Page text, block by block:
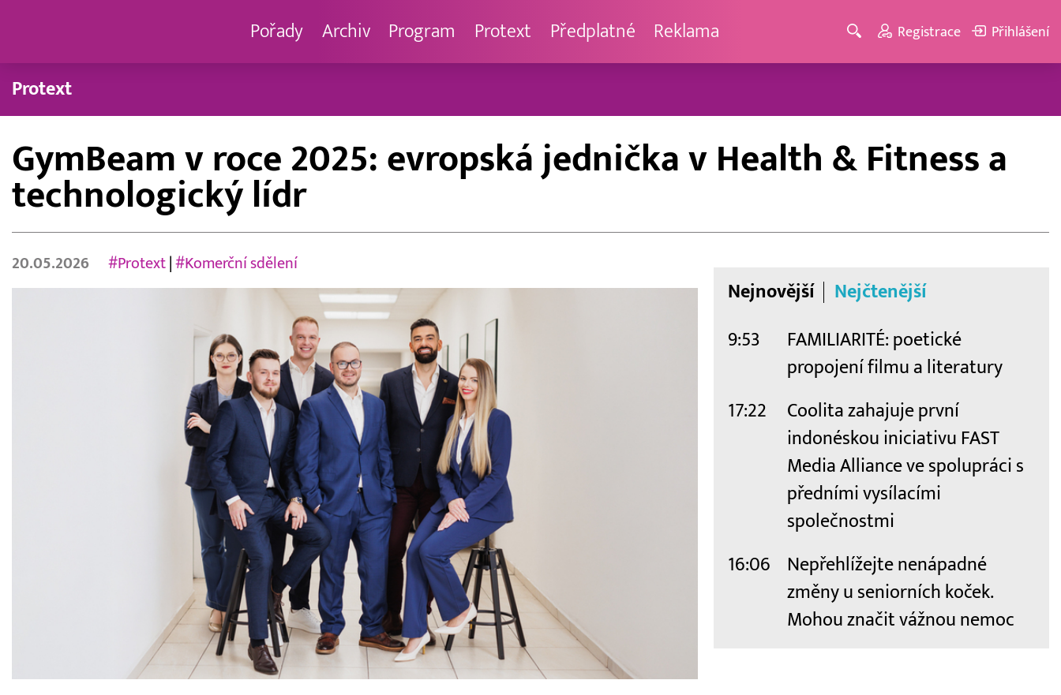
Pořady Archiv Program Protext Předplatné Reklama Registrace Přihlášení
Protext
GymBeam v roce 2025: evropská jednička v Health & Fitness a
technologický lídr
20.05.2026 #Protext| #Komerční sdělení
Nejnovější Nejčtenější
9:53
FAMILIARITÉ: poetické
propojení filmu a literatury
17:22
Coolita zahajuje první
indonéskou iniciativu FAST
Media Alliance ve spolupráci s
předními vysílacími
společnostmi
16:06
Nepřehlížejte nenápadné
změny u seniorních koček.
Mohou značit vážnou nemoc